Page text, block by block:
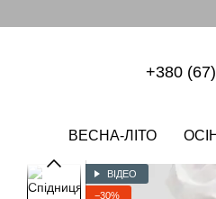
+380
ВЕСНА-ЛІТО
ВІДЕО
−30%